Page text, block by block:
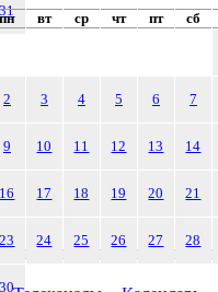
31
пн вт ср чт пт сб
2 3 4 5 6 7
9 10 11 12 13 14
16 17 18 19 20 21
23 24 25 26 27 28
30